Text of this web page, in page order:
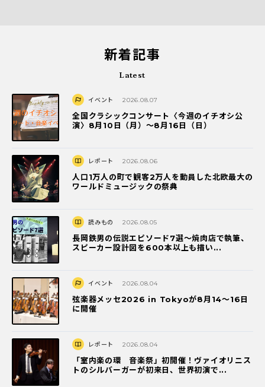
新着記事
Latest
イベント 2026.08.07
全国クラシックコンサート〈今週のイチオシ公
演〉8月10日（月）～8月16日（日）
レポート 2026.08.06
人口1万人の町で観客2万人を動員した北欧最大の
ワールドミュージックの祭典
読みもの 2026.08.05
長岡鉄男の伝説エピソード7選〜焼肉店で執筆、
スピーカー設計図を600本以上も描い...
イベント 2026.08.04
弦楽器メッセ2026 in Tokyoが8月14～16日
に開催
レポート 2026.08.04
「室内楽の環 音楽祭」初開催！ヴァイオリニス
トのシルバーガーが初来日、世界初演で...